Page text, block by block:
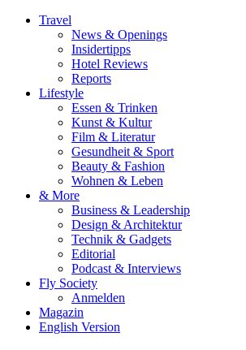
Travel
News & Openings
Insidertipps
Hotel Reviews
Reports
Lifestyle
Essen & Trinken
Kunst & Kultur
Film & Literatur
Gesundheit & Sport
Beauty & Fashion
Wohnen & Leben
& More
Business & Leadership
Design & Architektur
Technik & Gadgets
Editorial
Podcast & Interviews
Fly Society
Anmelden
Magazin
English Version